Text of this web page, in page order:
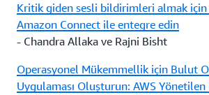
Kritik giden sesli bildirimleri almak için
Amazon Connect ile entegre edin
- Chandra Allaka ve Rajni Bisht
Operasyonel Mükemmellik için Bulut
Uygulaması Oluşturun: AWS